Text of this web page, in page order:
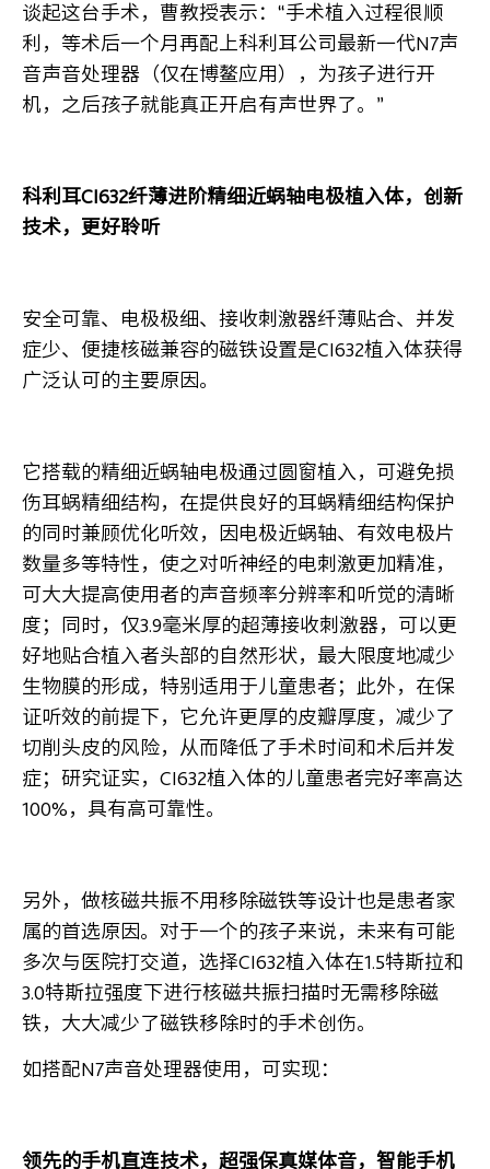
谈起这台手术，曹教授表示：“手术植入过程很顺
利，等术后一个月再配上科利耳公司最新一代N7声
音声音处理器（仅在博鳌应用），为孩子进行开
机，之后孩子就能真正开启有声世界了。”
科利耳CI632纤薄进阶精细近蜗轴电极植入体，创新
技术，更好聆听
安全可靠、电极极细、接收刺激器纤薄贴合、并发
症少、便捷核磁兼容的磁铁设置是CI632植入体获得
广泛认可的主要原因。
它搭载的精细近蜗轴电极通过圆窗植入，可避免损
伤耳蜗精细结构，在提供良好的耳蜗精细结构保护
的同时兼顾优化听效，因电极近蜗轴、有效电极片
数量多等特性，使之对听神经的电刺激更加精准，
可大大提高使用者的声音频率分辨率和听觉的清晰
度；同时，仅3.9毫米厚的超薄接收刺激器，可以更
好地贴合植入者头部的自然形状，最大限度地减少
生物膜的形成，特别适用于儿童患者；此外，在保
证听效的前提下，它允许更厚的皮瓣厚度，减少了
切削头皮的风险，从而降低了手术时间和术后并发
症；研究证实，CI632植入体的儿童患者完好率高达
100%，具有高可靠性。
另外，做核磁共振不用移除磁铁等设计也是患者家
属的首选原因。对于一个的孩子来说，未来有可能
多次与医院打交道，选择CI632植入体在1.5特斯拉和
3.0特斯拉强度下进行核磁共振扫描时无需移除磁
铁，大大减少了磁铁移除时的手术创伤。
如搭配N7声音处理器使用，可实现：
领先的手机直连技术，超强保真媒体音，智能手机